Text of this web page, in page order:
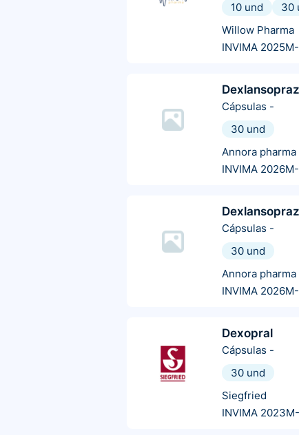
10 und
30
Willow Pharma
INVIMA
Cápsulas -
30 und
Annora pharma
INVIMA
Cápsulas -
30 und
Annora pharma
INVIMA
Dexopral
Cápsulas -
30 und
Siegfried
INVIMA